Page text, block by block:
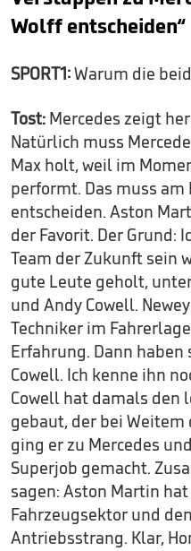
Wolff entscheiden“
SPORT1:Warum die
Tost: Mercedes zeigt
Natürlich muss
Max holt, weil im
performt. Das muss am
entscheiden. Aston
der Favorit. Der Grund:
Team der Zukunft sein
gute Leute geholt,
und Andy Cowell.
Techniker im
Erfahrung. Dann haben
Cowell. Ich kenne ihn
Cowell hat damals den
gebaut, der bei Weitem
ging er zu Mercedes
Superjob gemacht.
sagen: Aston Martin
Fahrzeugsektor und
Antriebsstrang. Klar,